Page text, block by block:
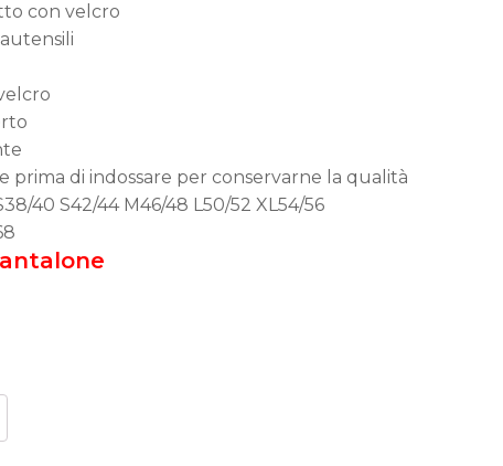
con velcro
prima di indossare per conservarne la qualità
40 S42/44 M46/48 L50/52 XL54/56